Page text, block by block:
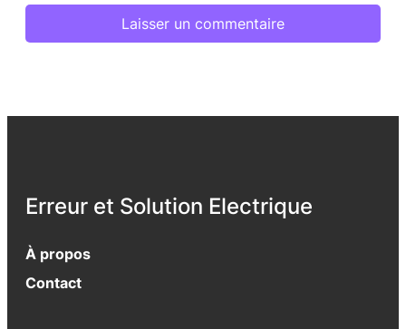
Erreur et Solution Electrique
À propos
Contact